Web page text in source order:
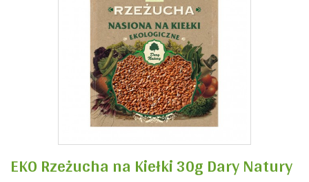
EKO Rzeżucha na Kiełki 30g Dary Natury